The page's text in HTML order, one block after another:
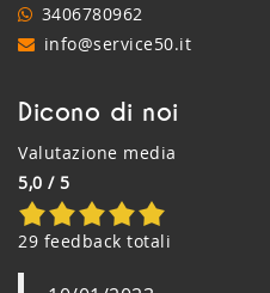
3406780962
info@service50.it
Dicono di noi
Valutazione media
5,0 / 5
29 feedback totali